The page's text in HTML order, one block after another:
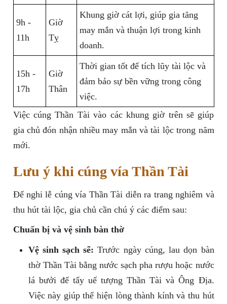
9h -
11h
Giờ
Tỵ
Khung giờ cát lợi, giúp gia tăng
may mắn và thuận lợi trong kinh
doanh.
15h -
17h
Giờ
Thân
Thời gian tốt để tích lũy tài lộc và
đảm bảo sự bền vững trong công
việc.
Việc cúng Thần Tài vào các khung giờ trên sẽ giúp
gia chủ đón nhận nhiều may mắn và tài lộc trong năm
mới.
Lưu ý khi cúng vía Thần Tài
Để nghi lễ cúng vía Thần Tài diễn ra trang nghiêm và
thu hút tài lộc, gia chủ cần chú ý các điểm sau:
Chuẩn bị và vệ sinh bàn thờ
Vệ sinh sạch sẽ: Trước ngày cúng, lau dọn bàn
thờ Thần Tài bằng nước sạch pha rượu hoặc nước
lá bưởi để tẩy uế tượng Thần Tài và Ông Địa.
Việc này giúp thể hiện lòng thành kính và thu hút